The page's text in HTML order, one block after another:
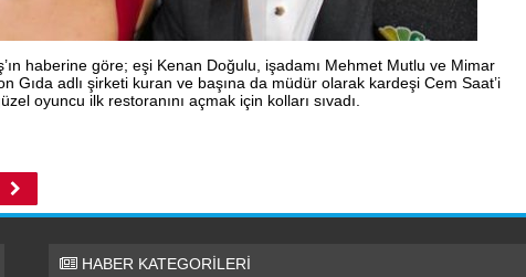
haberine göre; eşi Kenan Doğulu, işadamı Mehmet Mutlu ve Mimar
Gıda adlı şirketi kuran ve başına da müdür olarak kardeşi Cem Saat’i
oyuncu ilk restoranını açmak için kolları sıvadı.
HABER KATEGORİLERİ